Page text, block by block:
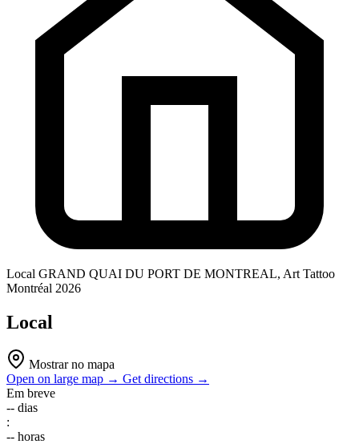
Local GRAND QUAI DU PORT DE MONTREAL, Art Tattoo
Montréal 2026
Local
Mostrar no mapa
Open on large map → Get directions →
Em breve
-- dias
:
-- horas